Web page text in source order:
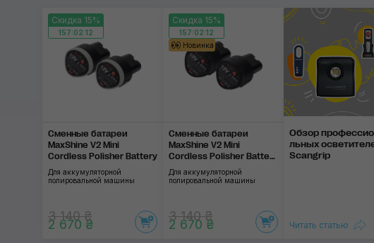
Скидка 15%
157:02:12
Сменные батареи
MaxShine V2 Mini
Cordless Polisher Battery
Для аккумуляторной
полировальной машины
3 140 ₴
2 670 ₴
Скидка 15%
157:02:12
Новинка
Сменные батареи
MaxShine V2 Mini
Cordless Polisher Battery
Black
Для аккумуляторной
полировальной машины
3 140 ₴
2 670 ₴
Обзор
ль­ных
Scangrip
Читать статью